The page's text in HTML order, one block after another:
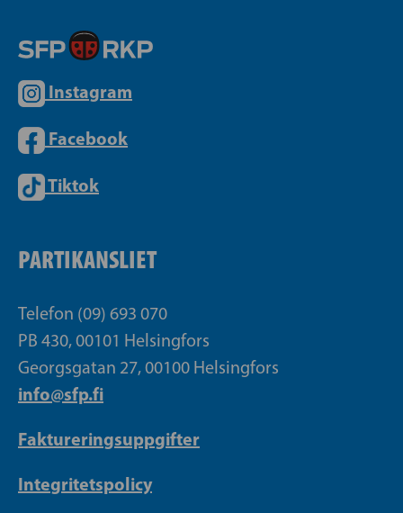
Instagram
Facebook
Tiktok
PARTIKANSLIET
Telefon (09) 693 070
PB 430, 00101 Helsingfors
Georgsgatan 27, 00100 Helsingfors
info@sfp.fi
Faktureringsuppgifter
Integritetspolicy